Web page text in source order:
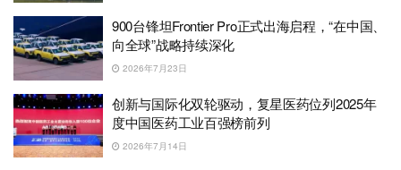
900台锋坦Frontier Pro正式出海启程，“在中国、
向全球”战略持续深化
2026年7月23日
创新与国际化双轮驱动，复星医药位列2025年
度中国医药工业百强榜前列
2026年7月14日